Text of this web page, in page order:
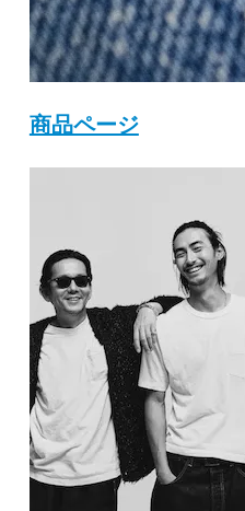
商品ページ